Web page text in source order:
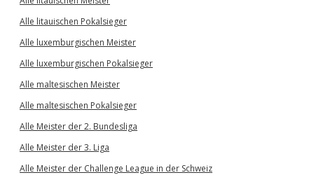
Alle litauischen Pokalsieger
Alle luxemburgischen Meister
Alle luxemburgischen Pokalsieger
Alle maltesischen Meister
Alle maltesischen Pokalsieger
Alle Meister der 2. Bundesliga
Alle Meister der 3. Liga
Alle Meister der Challenge League in der Schweiz